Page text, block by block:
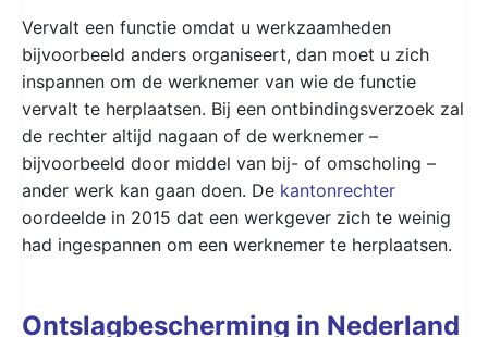
Vervalt een functie omdat u werkzaamheden
bijvoorbeeld anders organiseert, dan moet u zich
inspannen om de werknemer van wie de functie
vervalt te herplaatsen. Bij een ontbindingsverzoek zal
de rechter altijd nagaan of de werknemer –
bijvoorbeeld door middel van bij- of omscholing –
ander werk kan gaan doen. De kantonrechter
oordeelde in 2015 dat een werkgever zich te weinig
had ingespannen om een werknemer te herplaatsen.
Ontslagbescherming in Nederland